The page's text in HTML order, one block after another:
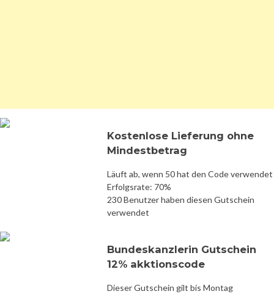
Kostenlose Lieferung ohne
Mindestbetrag
Läuft ab, wenn 50 hat den Code verwendet
Erfolgsrate: 70%
230 Benutzer haben diesen Gutschein
verwendet
Bundeskanzlerin Gutschein
12% akktionscode
Dieser Gutschein gilt bis Montag